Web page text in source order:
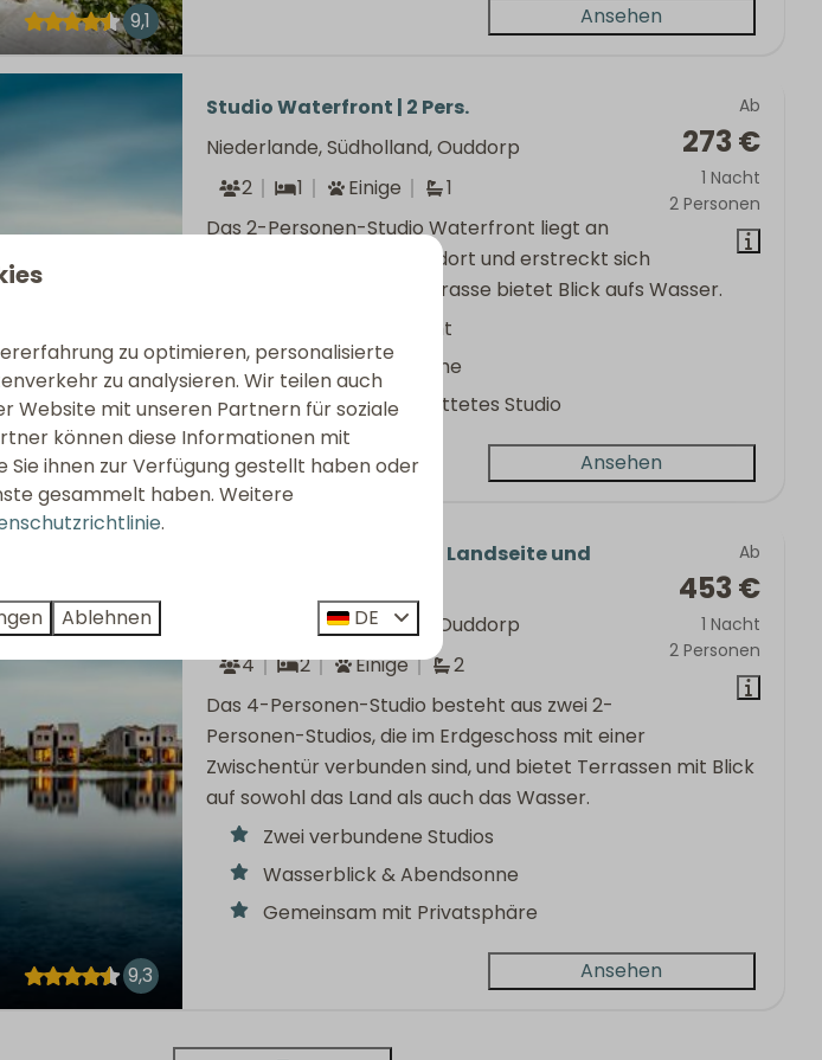
9,1 Ansehen
9
Ab
273 €
1 Nacht
2 Personen
Studio Waterfront | 2 Pers.
Niederlande, Südholland, Ouddorp
2
1 Einige
1
Das 2-Personen-Studio Waterfront liegt an
einem einzigartigen Standort und erstreckt sich
über zwei Etagen. Die Terrasse bietet Blick aufs Wasser.
Einzigartige Aussicht
Morgensonne & Ruhe
Komplett ausgestattetes Studio
Ansehen
9,3
Ab
453 €
1 Nacht
2 Personen
Studio Familie | 4 Pers. - Landseite und
Niederlande, Südholland, Ouddorp
4
2 Einige
2
Das 4-Personen-Studio besteht aus zwei 2-
Personen-Studios, die im Erdgeschoss mit einer
Zwischentür verbunden sind, und bietet Terrassen mit Blick
auf sowohl das Land als auch das Wasser.
Zwei verbundene Studios
Wasserblick & Abendsonne
Gemeinsam mit Privatsphäre
Ansehen
zu optimieren, personalisierte
zu analysieren. Wir teilen auch
Website mit unseren Partnern für soziale
können diese Informationen mit
ihnen zur Verfügung gestellt haben oder
gesammelt haben. Weitere
.
Ablehnen DE